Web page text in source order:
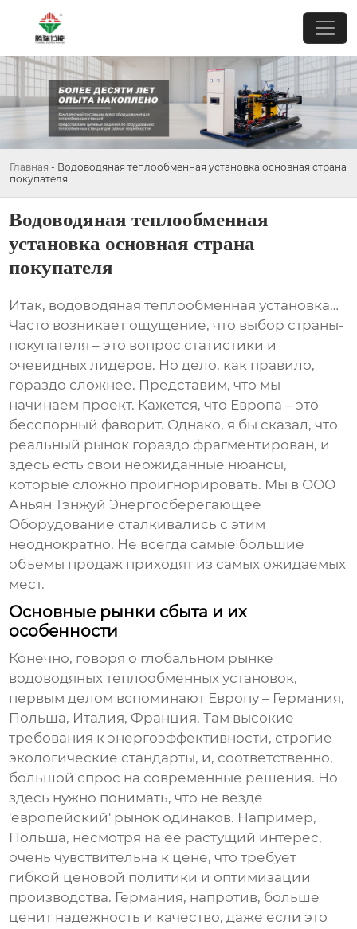
Главная - Водоводяная теплообменная установка основная страна
покупателя
Водоводяная теплообменная
установка основная страна
покупателя
Итак, водоводяная теплообменная установка…
Часто возникает ощущение, что выбор страны-
покупателя – это вопрос статистики и
очевидных лидеров. Но дело, как правило,
гораздо сложнее. Представим, что мы
начинаем проект. Кажется, что Европа – это
бесспорный фаворит. Однако, я бы сказал, что
реальный рынок гораздо фрагментирован, и
здесь есть свои неожиданные нюансы,
которые сложно проигнорировать. Мы в ООО
Аньян Тэнжуй Энергосберегающее
Оборудование сталкивались с этим
неоднократно. Не всегда самые большие
объемы продаж приходят из самых ожидаемых
мест.
Основные рынки сбыта и их
особенности
Конечно, говоря о глобальном рынке
водоводяных теплообменных установок,
первым делом вспоминают Европу – Германия,
Польша, Италия, Франция. Там высокие
требования к энергоэффективности, строгие
экологические стандарты, и, соответственно,
большой спрос на современные решения. Но
здесь нужно понимать, что не везде
'европейский' рынок одинаков. Например,
Польша, несмотря на ее растущий интерес,
очень чувствительна к цене, что требует
гибкой ценовой политики и оптимизации
производства. Германия, напротив, больше
ценит надежность и качество, даже если это